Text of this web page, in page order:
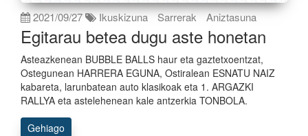
2021/09/27 Ikuskizuna Sarrerak Aniztasuna
Egitarau betea dugu aste honetan
Asteazkenean BUBBLE BALLS haur eta gaztetxoentzat,
Ostegunean HARRERA EGUNA, Ostiralean ESNATU NAIZ
kabareta, larunbatean auto klasikoak eta 1. ARGAZKI
RALLYA eta astelehenean kale antzerkia TONBOLA.
Gehiago